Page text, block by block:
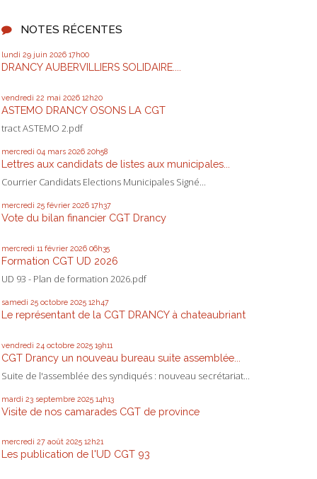
NOTES RÉCENTES
lundi 29 juin 2026 17h00
DRANCY AUBERVILLIERS SOLIDAIRE....
vendredi 22 mai 2026 12h20
ASTEMO DRANCY OSONS LA CGT
tract ASTEMO 2.pdf
mercredi 04 mars 2026 20h58
Lettres aux candidats de listes aux municipales...
Courrier Candidats Elections Municipales Signé...
mercredi 25 février 2026 17h37
Vote du bilan financier CGT Drancy
mercredi 11 février 2026 06h35
Formation CGT UD 2026
UD 93 - Plan de formation 2026.pdf
samedi 25 octobre 2025 12h47
Le représentant de la CGT DRANCY à chateaubriant
vendredi 24 octobre 2025 19h11
CGT Drancy un nouveau bureau suite assemblée...
Suite de l'assemblée des syndiqués : nouveau secrétariat...
mardi 23 septembre 2025 14h13
Visite de nos camarades CGT de province
mercredi 27 août 2025 12h21
Les publication de l'UD CGT 93